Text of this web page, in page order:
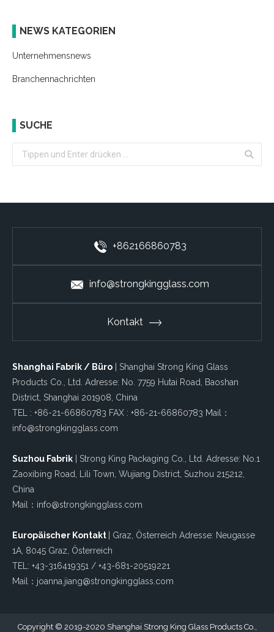
NEWS KATEGORIEN
Unternehmensnews
Branchennachrichten
SUCHE
Search:
+862166860783
info@strongkingglass.com
Kontakt
Shanghai Fabrik / Büro | Shanghai Strong King Glass
Products Co., Ltd. Adresse: No. 7759 Hutai Road, Baoshan
District, Shanghai 201908, China
TEL : +86-21-66860783 FAX : +86-21-66860783 Mail：
info@strongkingglass.com
Suzhou Fabrik | Strong King Packaging Co., Ltd. Adresse: No.1
Zaoxibing Road, Lili Town, Wujiang District, Suzhou 215212,
China
Mail：info@strongkingglass.com
Europäischer Kontakt
| Graz, Österreich Adresse: Neugasse
1A, 8045 Graz, Österreich
TEL: +43-316419351 / +43-681-20519221
Mail：joanna.jiang@strongkingglass.com
Copyright © 2019-2020 Shanghai Strong King Glass Products Co.,